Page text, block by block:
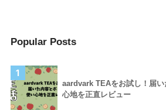
Popular Posts
1
aardvark TEAをお試し！届
心地を正直レビュー